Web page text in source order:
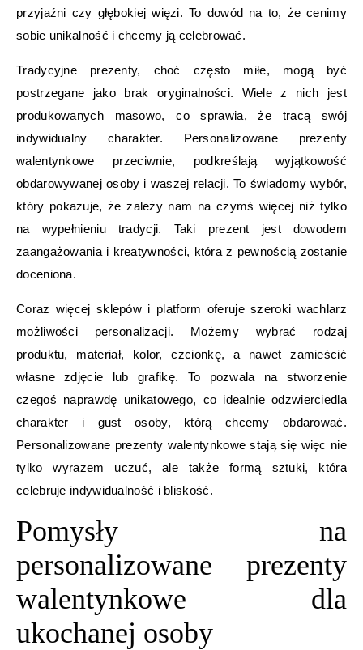
przyjaźni czy głębokiej więzi. To dowód na to, że cenimy
sobie unikalność i chcemy ją celebrować.
Tradycyjne prezenty, choć często miłe, mogą być
postrzegane jako brak oryginalności. Wiele z nich jest
produkowanych masowo, co sprawia, że tracą swój
indywidualny charakter. Personalizowane prezenty
walentynkowe przeciwnie, podkreślają wyjątkowość
obdarowywanej osoby i waszej relacji. To świadomy wybór,
który pokazuje, że zależy nam na czymś więcej niż tylko
na wypełnieniu tradycji. Taki prezent jest dowodem
zaangażowania i kreatywności, która z pewnością zostanie
doceniona.
Coraz więcej sklepów i platform oferuje szeroki wachlarz
możliwości personalizacji. Możemy wybrać rodzaj
produktu, materiał, kolor, czcionkę, a nawet zamieścić
własne zdjęcie lub grafikę. To pozwala na stworzenie
czegoś naprawdę unikatowego, co idealnie odzwierciedla
charakter i gust osoby, którą chcemy obdarować.
Personalizowane prezenty walentynkowe stają się więc nie
tylko wyrazem uczuć, ale także formą sztuki, która
celebruje indywidualność i bliskość.
Pomysły na
personalizowane prezenty
walentynkowe dla
ukochanej osoby